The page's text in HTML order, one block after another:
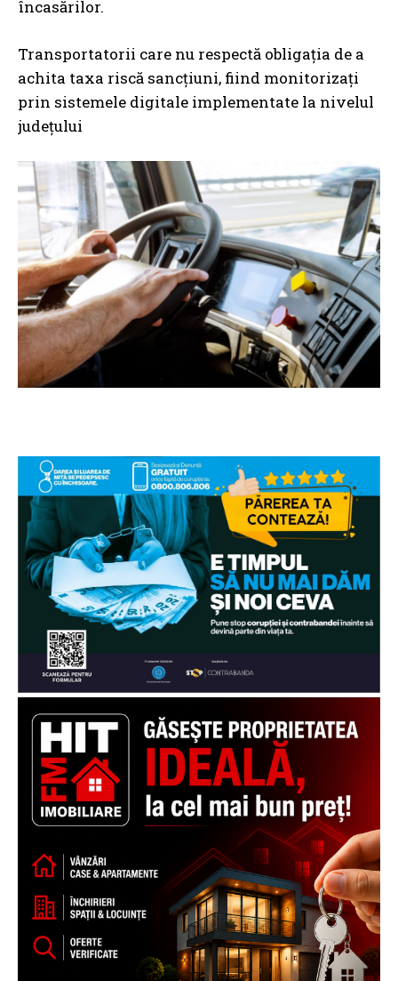
încasărilor.
Transportatorii care nu respectă obligația de a
achita taxa riscă sancțiuni, fiind monitorizați
prin sistemele digitale implementate la nivelul
județului